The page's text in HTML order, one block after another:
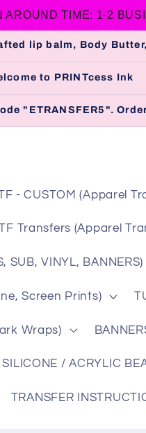
AROUND TIME: 1-2
lip balm, Body
to PRINTcess Ink
"ETRANSFER5".
- CUSTOM (Apparel
Transfers (Apparel
SUB, VINYL, BANNERS)
Screen Prints)
Wraps)
SILICONE / ACRYLIC
TRANSFER